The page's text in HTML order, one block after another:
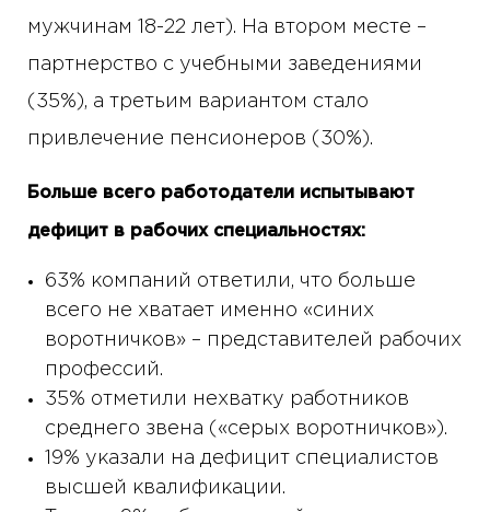
мужчинам 18-22 лет). На втором месте –
партнерство с учебными заведениями
(35%), а третьим вариантом стало
привлечение пенсионеров (30%).
Больше всего работодатели испытывают
дефицит в рабочих специальностях:
63% компаний ответили, что больше
всего не хватает именно «синих
воротничков» – представителей рабочих
профессий.
35% отметили нехватку работников
среднего звена («серых воротничков»).
19% указали на дефицит специалистов
высшей квалификации.